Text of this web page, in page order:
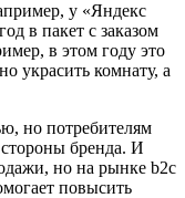
у «Яндекс
в пакет с заказом
в этом году это
украсить комнату, а
но потребителям
стороны бренда. И
но на рынке b2c
повысить